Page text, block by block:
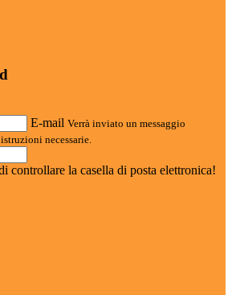
E-mail Verrà inviato un messaggio
necessarie.
controllare la casella di posta elettronica!